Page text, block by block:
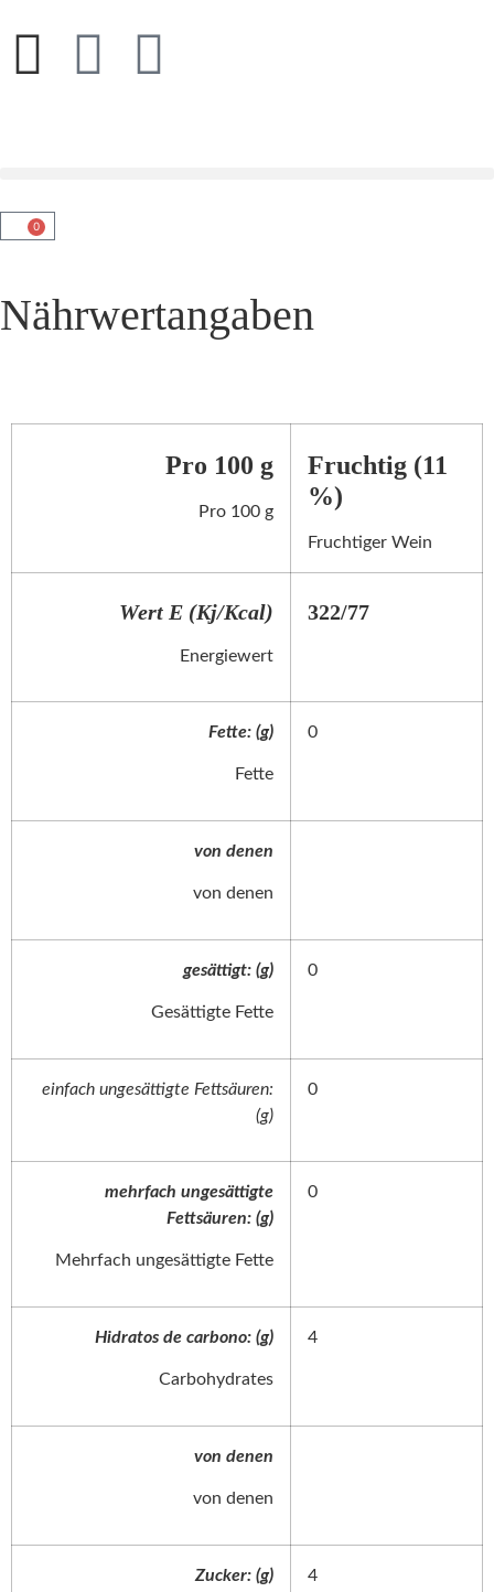
0
Nährwertangaben
Pro 100 g
Pro 100 g
Fruchtig (11
%)
Fruchtiger Wein
Wert E (Kj/Kcal)
Energiewert
322/77
Fette: (g)
Fette
0
von denen
von denen
gesättigt: (g)
Gesättigte Fette
0
einfach ungesättigte Fettsäuren:
(g)
0
mehrfach ungesättigte
Fettsäuren: (g)
Mehrfach ungesättigte Fette
0
Hidratos de carbono: (g)
Carbohydrates
4
von denen
von denen
Zucker: (g) 4